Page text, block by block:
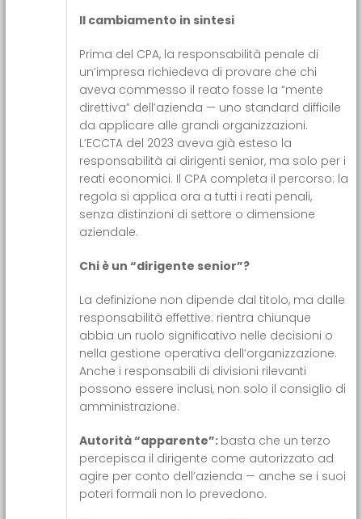
Il cambiamento in sintesi
Prima del CPA, la responsabilità penale di
un’impresa richiedeva di provare che chi
aveva commesso il reato fosse la “mente
direttiva” dell’azienda — uno standard difficile
da applicare alle grandi organizzazioni.
L’ECCTA del 2023 aveva già esteso la
responsabilità ai dirigenti senior, ma solo per i
reati economici. Il CPA completa il percorso: la
regola si applica ora a tutti i reati penali,
senza distinzioni di settore o dimensione
aziendale.
Chi è un “dirigente senior”?
La definizione non dipende dal titolo, ma dalle
responsabilità effettive: rientra chiunque
abbia un ruolo significativo nelle decisioni o
nella gestione operativa dell’organizzazione.
Anche i responsabili di divisioni rilevanti
possono essere inclusi, non solo il consiglio di
amministrazione.
Autorità “apparente”: basta che un terzo
percepisca il dirigente come autorizzato ad
agire per conto dell’azienda — anche se i suoi
poteri formali non lo prevedono.